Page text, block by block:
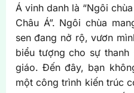
Á vinh danh là “Ngôi
Châu Á”. Ngôi chùa
sen đang nở rộ, vươn
biểu tượng cho sự
giáo. Đến đây, bạn
một công trình kiến trúc